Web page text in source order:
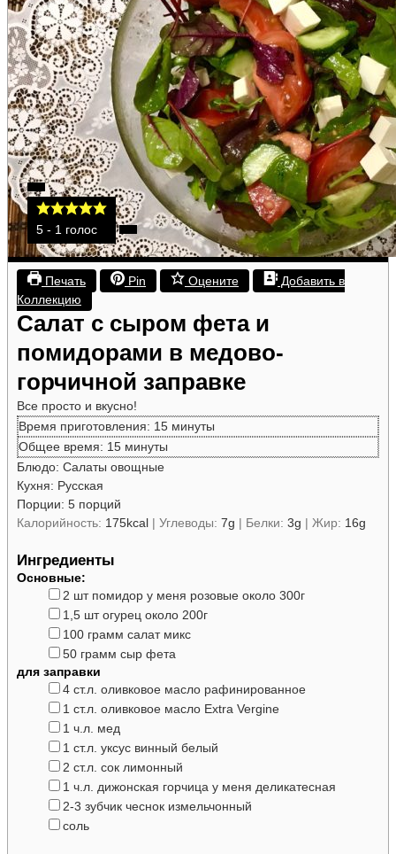
5- 1 голос
Печать Pin Оцените
Добавить в
Коллекцию
Салат с сыром фета и
помидорами в медово-
горчичной заправке
Все просто и вкусно!
Время приготовления: 15минуты
минуты
Общее время: 15минуты
минуты
Блюдо: Салаты овощные
Кухня: Русская
Порции: 5 порций
Калорийность: 175kcal | Углеводы: 7g | Белки: 3g | Жир: 16g
Ингредиенты
Основные:
▢
2 шт помидор у меня розовые около 300г
▢1,5 шт огурец около 200г
▢
100 грамм салат микс
▢
50 грамм сыр фета
для заправки
▢
4 ст.л. оливковое масло рафинированное
▢1 ст.л. оливковое масло Extra Vergine
▢1 ч.л. мед
▢1 ст.л. уксус винный белый
▢
2 ст.л. сок лимонный
▢1 ч.л. дижонская горчица у меня деликатесная
▢
2-3 зубчик чеснок измельчонный
▢
соль